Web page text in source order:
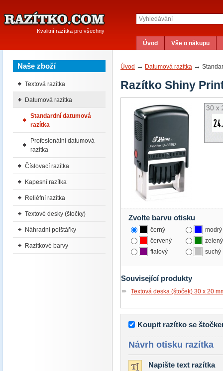
Kvalitní razítka pro všechny
Úvod Vše o nákupu
Úvod → Datumová razítka →
Razítko Shiny
Zvolte barvu otisku
černý
modrý
červený
zelený
fialový
suchý
Související produkty
Textová deska (štoček) 30 x 20
Koupit razítko se
Návrh otisku razítka
Napište text razítka
Naše zboží
Textová razítka
Datumová razítka
Standardní datumová
razítka
Profesionální datumová
razítka
Číslovací razítka
Kapesní razítka
Reliéfní razítka
Textové desky (štočky)
Náhradní polštářky
Razítkové barvy